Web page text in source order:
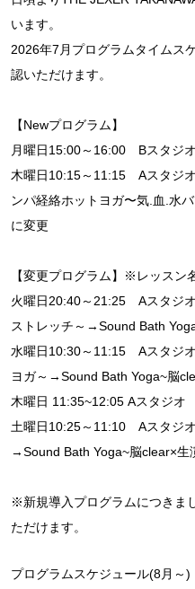
います。
2026年7月プログラムタイムス
認いただけます。
【Newプログラム】
月曜日15:00～16:00 Bスタ
木曜日10:15～11:15 Aスタジ
ンパ経絡ホットヨガ〜気.血.
に変更
【変更プログラム】※レッスン
火曜日20:40～21:25 Aスタジ
ストレッチ～→Sound Bath
水曜日10:30～11:15 Aスタジ
ヨガ～→Sound Bath Yoga~脳
木曜日 11:35~12:05 Aスタジ
土曜日10:25～11:10 Aスタジ
→Sound Bath Yoga~脳clear×生
※新規導入プログラムにつきま
ただけます。
プログラムスケジュール(8月～)